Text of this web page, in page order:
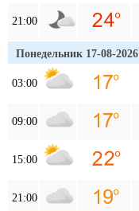
21:00
Понедельник 17-08-2026
03:00
09:00
15:00
21:00